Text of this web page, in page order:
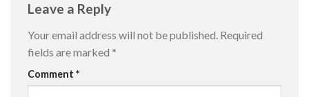
Leave a Reply
Your email address will not be published. Required
fields are marked *
Comment *